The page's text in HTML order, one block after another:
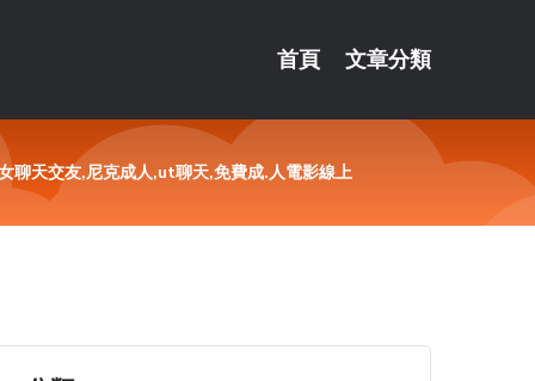
首頁 文章分類
聊天交友,尼克成人,ut聊天,免費成.人電影線上